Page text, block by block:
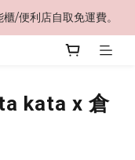
/便利店自取免運費。
kata x 倉